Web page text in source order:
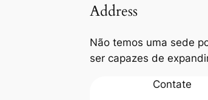
Address
Não temos uma sede
ser capazes de
Contate